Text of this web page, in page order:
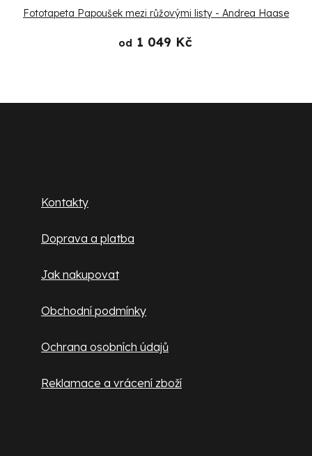
Fototapeta Papoušek mezi růžovými listy - Andrea Haase
od 1 049 Kč
Kontakty
Doprava a platba
Jak nakupovat
Obchodní podmínky
Ochrana osobních údajů
Reklamace a vrácení zboží